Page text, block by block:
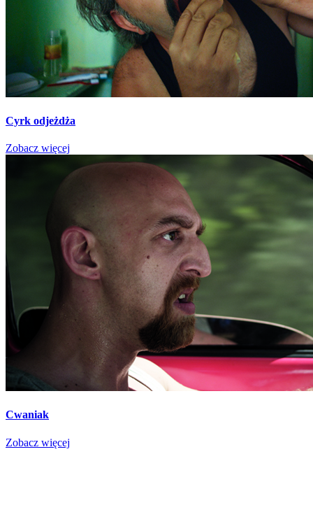
Cyrk odjeżdża
Zobacz więcej
Cwaniak
Zobacz więcej